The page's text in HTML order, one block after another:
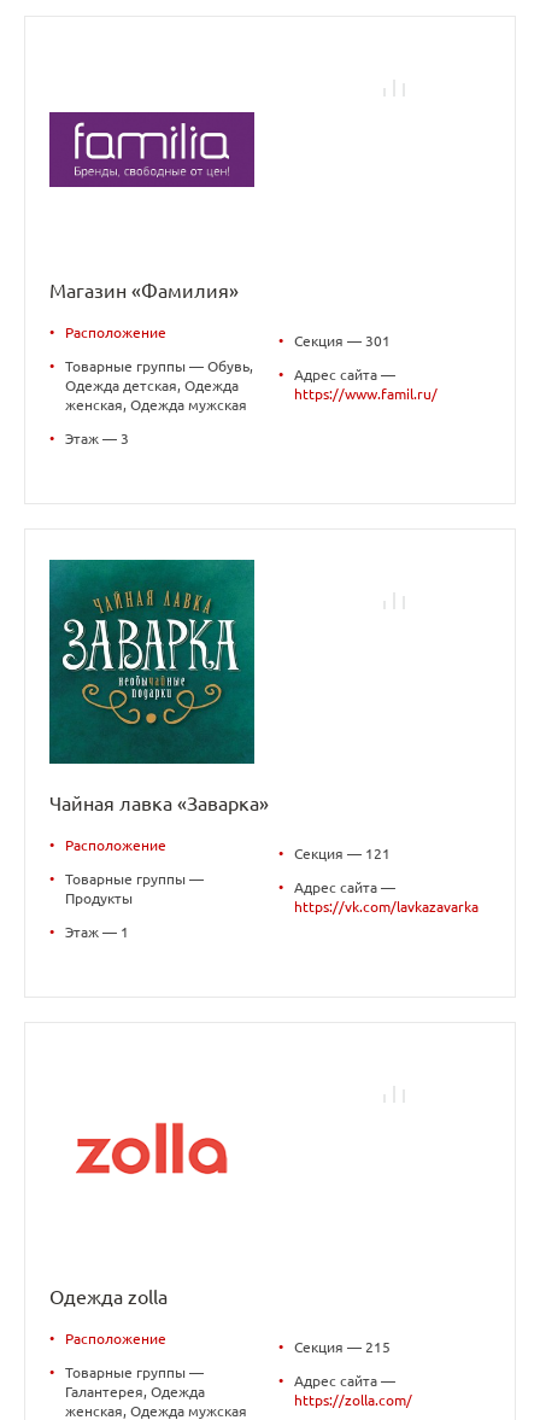
Магазин «Фамилия»
• Расположение
•
Товарные группы — Обувь,
Одежда детская, Одежда
женская, Одежда мужская
• Этаж — 3
• Секция — 301
•
Адрес сайта —
https://www.famil.ru/
Чайная лавка «Заварка»
• Расположение
•
Товарные группы —
Продукты
• Этаж — 1
• Секция — 121
•
Адрес сайта —
https://vk.com/lavkazavarka
Одежда zolla
• Расположение
•
Товарные группы —
Галантерея, Одежда
женская, Одежда мужская
• Секция — 215
•
Адрес сайта —
https://zolla.com/